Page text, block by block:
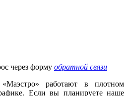
через форму обратной связи
работают в плотном
Если вы планируете наше